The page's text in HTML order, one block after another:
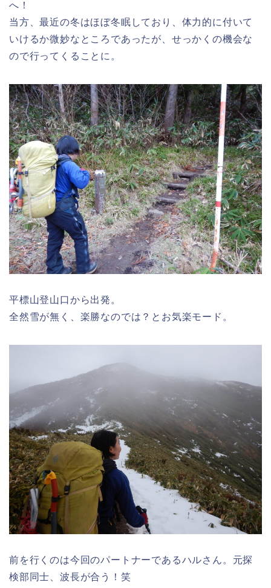
へ！
当方、最近の冬はほぼ冬眠しており、体力的に付いて
いけるか微妙なところであったが、せっかくの機会な
ので行ってくることに。
平標山登山口から出発。
全然雪が無く、楽勝なのでは？とお気楽モード。
前を行くのは今回のパートナーであるハルさん。元探
検部同士、波長が合う！笑